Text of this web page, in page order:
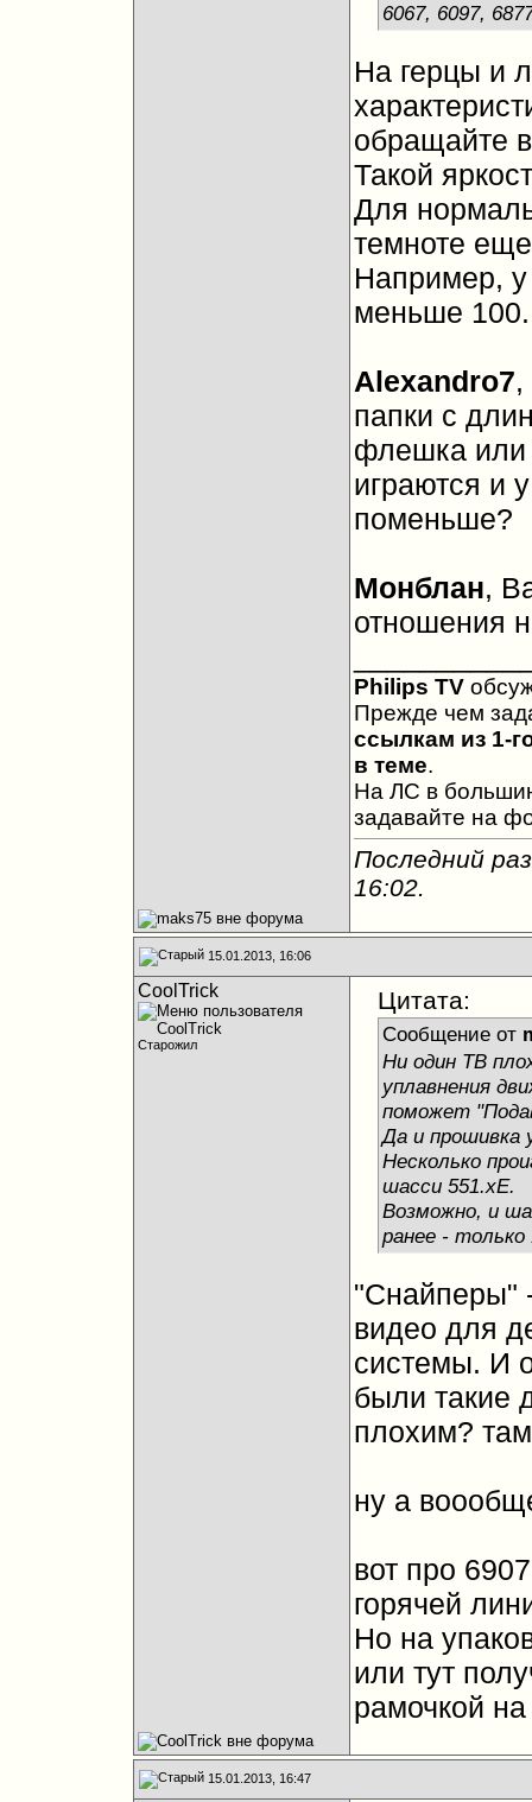
6067, 6097,
На герцы и
обращайте
Такой
Для
темноте
Например, у
меньше 100.
Alexandro7
папки с
флешка или
играются и
поменьше?
Монблан,
отношения
Philips TV
Прежде чем
ссылкам из 1-
в теме.
На ЛС в
задавайте на
Последний
16:02.
15.01.2013, 16:06
CoolTrick
Старожил
Цитата:
Сообщение от
Ни один ТВ
уплавнения
поможет
Да и прошивка
Несколько
шасси 551.xE.
Возможно, и
ранее - только
"Снайперы"
видео для
системы. И
были такие
плохим?
ну а
вот про
горячей
Но на
или тут
рамочкой
15.01.2013, 16:47